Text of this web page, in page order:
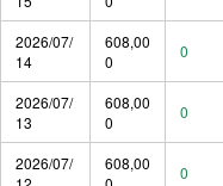
2026/07/
14
608,00
0
0
2026/07/
13
608,00
0
0
2026/07/
608,00
0